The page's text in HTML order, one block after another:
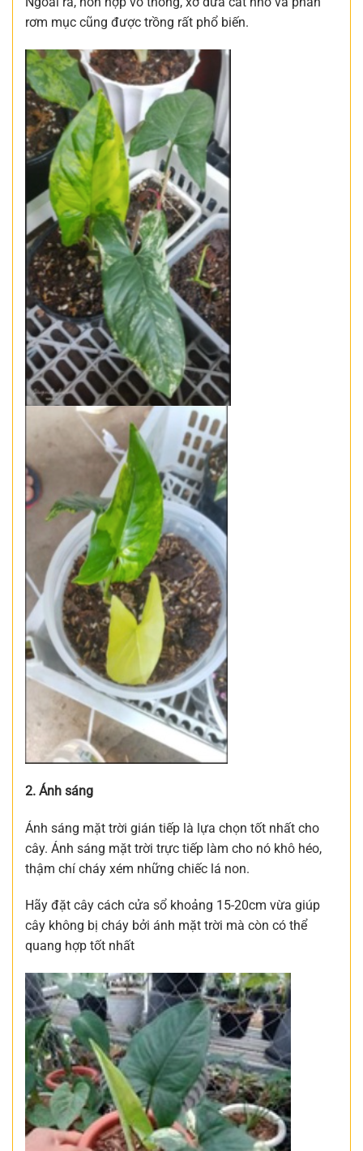
rơm mục cũng được trồng rất phổ biến.
2. Ánh sáng
Ánh sáng mặt trời gián tiếp là lựa chọn tốt nhất cho
cây. Ánh sáng mặt trời trực tiếp làm cho nó khô héo,
thậm chí cháy xém những chiếc lá non.
Hãy đặt cây cách cửa sổ khoảng 15-20cm vừa giúp
cây không bị cháy bởi ánh mặt trời mà còn có thể
quang hợp tốt nhất